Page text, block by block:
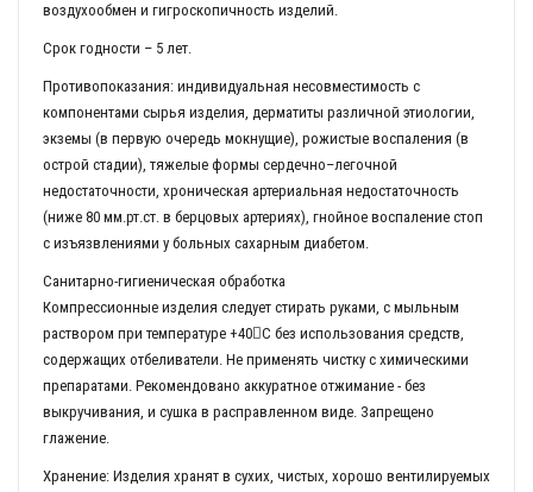
воздухообмен и гигроскопичность изделий.
Срок годности – 5 лет.
Противопоказания: индивидуальная несовместимость с
компонентами сырья изделия, дерматиты различной этиологии,
экземы (в первую очередь мокнущие), рожистые воспаления (в
острой стадии), тяжелые формы сердечно–легочной
недостаточности, хроническая артериальная недостаточность
(ниже 80 мм.рт.ст. в берцовых артериях), гнойное воспаление стоп
с изъязвлениями у больных сахарным диабетом.
Санитарно-гигиеническая обработка
Компрессионные изделия следует стирать руками, с мыльным
раствором при температуре +40С без использования средств,
содержащих отбеливатели. Не применять чистку с химическими
препаратами. Рекомендовано аккуратное отжимание - без
выкручивания, и сушка в расправленном виде. Запрещено
глажение.
Хранение: Изделия хранят в сухих, чистых, хорошо вентилируемых